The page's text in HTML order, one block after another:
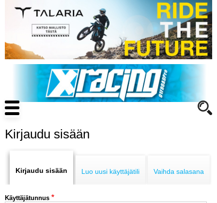
pääsisältöön
Main
navigation
ENDURO
Kirjaudu sisään
tabs
Kirjaudu sisään Luo uusi käyttäjätili Vaihda salasana
Käyttäjätunnus